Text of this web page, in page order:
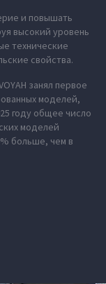
и повышать
высокий уровень
технические
свойства.
занял первое
моделей,
году общее число
моделей
больше, чем в